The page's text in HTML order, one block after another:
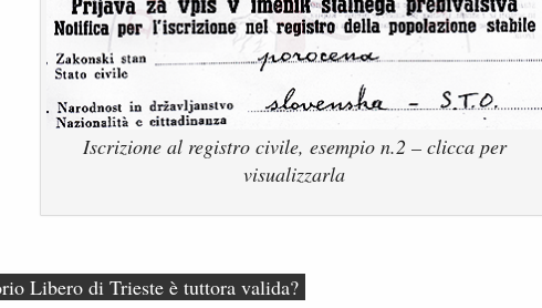
Iscrizione al registro civile, esempio n.2 – clicca per
visualizzarla
Libero di Trieste è tuttora valida?